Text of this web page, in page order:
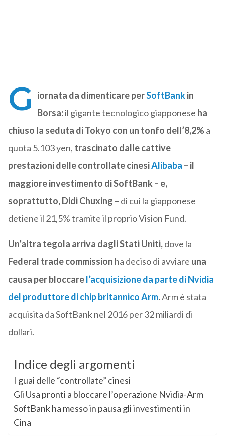
G iornata da dimenticare perSoftBankin
Borsa:il gigante tecnologico giapponese ha
chiuso la seduta di Tokyo con un tonfo dell’8,2%a
quota 5.103 yen, trascinato dalle cattive
prestazioni delle controllate cinesiAlibaba – il
maggiore investimento di SoftBank – e,
soprattutto, Didi Chuxing – di cui la giapponese
detiene il 21,5% tramite il proprio Vision Fund.
Un’altra tegola arriva dagli Stati Uniti,dove la
Federal trade commission ha deciso di avviare una
causa per bloccarel’acquisizione da parte di Nvidia
del produttore di chip britannico Arm.Arm è stata
acquisita da SoftBank nel 2016 per 32 miliardi di
dollari.
Indice degli argomenti
I guai delle “controllate” cinesi
Gli Usa pronti a bloccare l’operazione Nvidia-Arm
SoftBank ha messo in pausa gli investimenti in
Cina